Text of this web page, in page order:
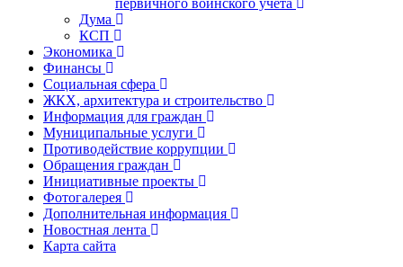
Дума
КСП
Экономика
Финансы
Социальная сфера
ЖКХ, архитектура и строительство
Информация для граждан
Муниципальные услуги
Противодействие коррупции
Обращения граждан
Инициативные проекты
Фотогалерея
Дополнительная информация
Новостная лента
Карта сайта